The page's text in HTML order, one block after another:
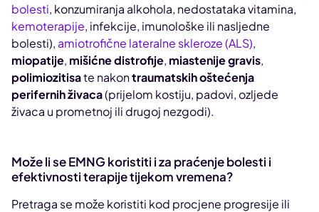
bolesti, konzumiranja alkohola, nedostataka vitamina,
kemoterapije, infekcije, imunološke ili nasljedne
bolesti), amiotrofične lateralne skleroze (ALS),
miopatije, mišićne distrofije, miastenije gravis,
polimiozitisate nakontraumatskih oštećenja
perifernih živaca(prijelom kostiju, padovi, ozljede
živaca u prometnoj ili drugoj nezgodi).
Može li se EMNG koristiti i za praćenje bolesti i
efektivnosti terapije tijekom vremena?
Pretraga se može koristiti kod procjene progresije ili